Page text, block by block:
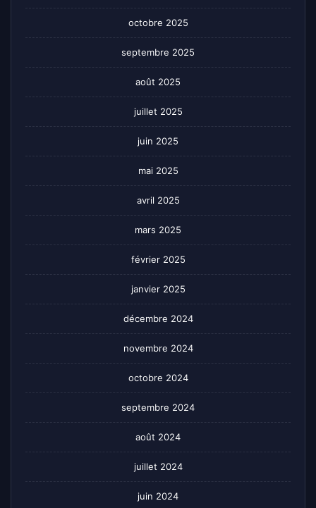
octobre 2025
septembre 2025
août 2025
juillet 2025
juin 2025
mai 2025
avril 2025
mars 2025
février 2025
janvier 2025
décembre 2024
novembre 2024
octobre 2024
septembre 2024
août 2024
juillet 2024
juin 2024